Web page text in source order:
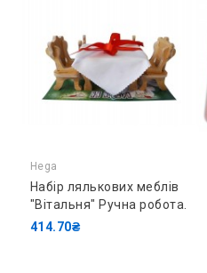
Hega
Набір лялькових меблів
"Вітальня" Ручна робота.
414.70₴